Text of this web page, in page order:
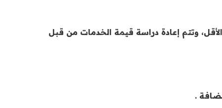
العقد عليه إبلاغ الطرف الأول كتابياً بذلك قبل نهاية الاتفاقية بـ (60 يوم) على الأقل، وتتم إعادة دراسة قيمة الخدمات من قبل
.